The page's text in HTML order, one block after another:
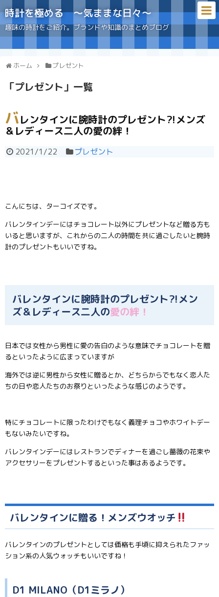
時計を極める 〜気ままな日々〜
趣味の時計をご紹介。ブランドや知識のまとめブログ
ホーム プレゼント
「プレゼント 」 一覧
バレンタインに腕時計のプレゼント⁈メンズ
＆レディース二人の愛の絆！
2021/1/22 プレゼント
こんにちは、ターコイズです。
バレンタインデーにはチョコレート以外にプレゼントなど贈る方も
いると思いますが、これからの二人の時間を共に過ごしたいと腕時
計のプレゼントもいいですね。
バレンタインに腕時計のプレゼント⁈メン
ズ＆レディース二人の愛の絆！
日本では女性から男性に愛の告白のような意味でチョコレートを贈
るといったように広まっていますが
海外では逆に男性から女性に贈るとか、どちらからでもなく恋人た
ちの日や恋人たちのお祭りといったような感じのようです。
特にチョコレートに限ったわけでもなく義理チョコやホワイトデー
もないみたいですね。
バレンタインデーにはレストランでディナーを過ごし薔薇の花束や
アクセサリーをプレゼントするといった事はあるようです。
バレンタインに贈る！メンズウオッチ
バレンタインのプレゼントとしては価格も手頃に抑えられたファッ
ション系の人気ウォッチもいいですね！
D1 MILANO（D1ミラノ）